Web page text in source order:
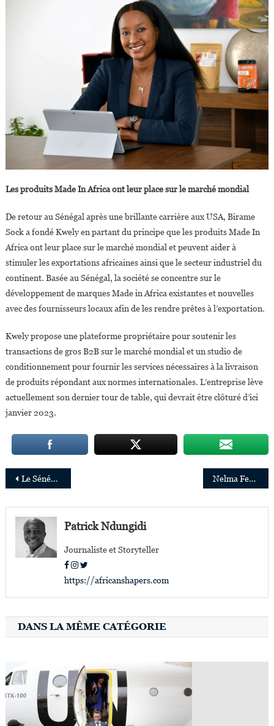
Les produits Made In Africa ont leur place sur le marché mondial
De retour au Sénégal après une brillante carrière aux USA, Birame
Sock a fondé Kwely en partant du principe que les produits Made In
Africa ont leur place sur le marché mondial et peuvent aider à
stimuler les exportations africaines ainsi que le secteur industriel du
continent. Basée au Sénégal, la société se concentre sur le
développement de marques Made in Africa existantes et nouvelles
avec des fournisseurs locaux afin de les rendre prêtes à l’exportation.
Kwely propose une plateforme propriétaire pour soutenir les
transactions de gros B2B sur le marché mondial et un studio de
conditionnement pour fournir les services nécessaires à la livraison
de produits répondant aux normes internationales. L’entreprise lève
actuellement son dernier tour de table, qui devrait être clôturé d’ici
janvier 2023.
Navigation
de
l’article
Le Sénégalais Amadou Hott nommé envoyé spécial de la BAD à l’Alliance pour l’infrastructure verte en Afrique Nelma Fernandes élue présidente de la Confédération des entreprises de la Communauté des pays de langue portugaise
Patrick Ndungidi
Journaliste et Storyteller
https://africanshapers.com
DANS LA MÊME CATÉGORIE